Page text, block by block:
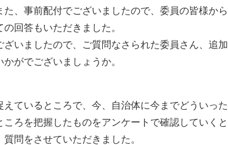
、事前配付でございましたので、委員の皆様から
回答もいただきました。
いましたので、ご質問なさられた委員さん、追加
がでございましょうか。
ているところで、今、自治体に今までどういった
ろを把握したものをアンケートで確認していくと
問をさせていただきました。